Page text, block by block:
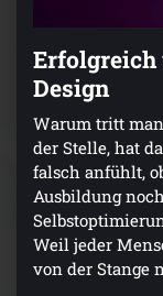
Design
Warum tritt
der Stelle, hat
falsch anfühlt,
Ausbildung
Weil jeder
von der